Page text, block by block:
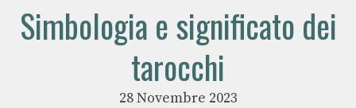
Simbologia e significato dei
tarocchi
28 Novembre 2023